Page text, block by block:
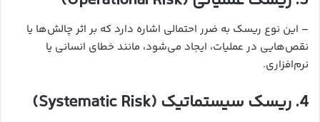
– این نوع ریسک به ضرر احتمالی اشاره دارد که بر اثر چالش‌ها یا
نقص‌هایی در عملیات، ایجاد می‌شود، مانند خطای انسانی یا
نرم‌افزاری.
4. ریسک سیستماتیک (Systematic Risk)